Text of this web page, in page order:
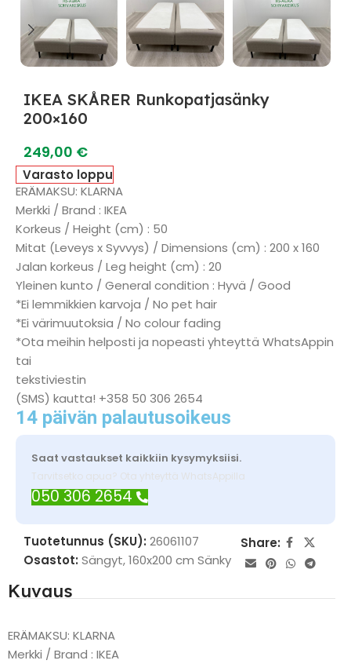
IKEA SKÅRER Runkopatjasänky
200×160
249,00 €
Varasto loppu
ERÄMAKSU: KLARNA
Merkki / Brand : IKEA
Korkeus / Height (cm) : 50
Mitat (Leveys x Syvvys) / Dimensions (cm) : 200 x 160
Jalan korkeus / Leg height (cm) : 20
Yleinen kunto / General condition : Hyvä / Good
*Ei lemmikkien karvoja / No pet hair
*Ei värimuutoksia / No colour fading
*Ota meihin helposti ja nopeasti yhteyttä WhatsAppin
tai
tekstiviestin
(SMS) kautta! +358 50 306 2654
14 päivän palautusoikeus
Saat vastaukset kaikkiin kysymyksiisi.
Tarvitsetko apua? Ota yhteyttä WhatsAppilla
050 306 2654
Tuotetunnus (SKU): 26061107
Osastot: Sängyt,160x200 cm Sänky
Share:
Kuvaus
ERÄMAKSU: KLARNA
Merkki / Brand : IKEA